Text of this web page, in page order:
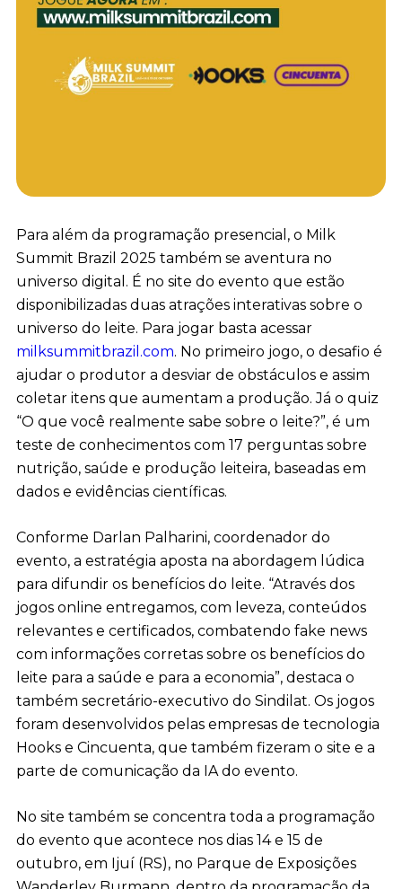
Para além da programação presencial, o Milk
Summit Brazil 2025 também se aventura no
universo digital. É no site do evento que estão
disponibilizadas duas atrações interativas sobre o
universo do leite. Para jogar basta acessar
milksummitbrazil.com. No primeiro jogo, o desafio é
ajudar o produtor a desviar de obstáculos e assim
coletar itens que aumentam a produção. Já o quiz
“O que você realmente sabe sobre o leite?”, é um
teste de conhecimentos com 17 perguntas sobre
nutrição, saúde e produção leiteira, baseadas em
dados e evidências científicas.
Conforme Darlan Palharini, coordenador do
evento, a estratégia aposta na abordagem lúdica
para difundir os benefícios do leite. “Através dos
jogos online entregamos, com leveza, conteúdos
relevantes e certificados, combatendo fake news
com informações corretas sobre os benefícios do
leite para a saúde e para a economia”, destaca o
também secretário-executivo do Sindilat. Os jogos
foram desenvolvidos pelas empresas de tecnologia
Hooks e Cincuenta, que também fizeram o site e a
parte de comunicação da IA do evento.
No site também se concentra toda a programação
do evento que acontece nos dias 14 e 15 de
outubro, em Ijuí (RS), no Parque de Exposições